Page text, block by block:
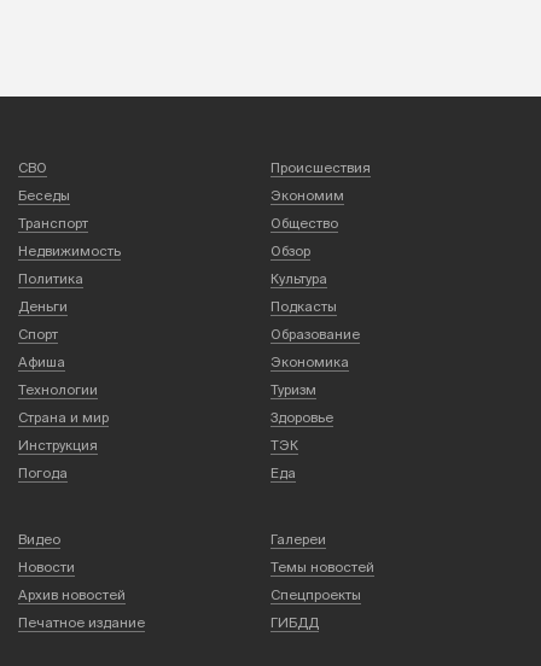
СВО
Происшествия
Беседы
Экономим
Транспорт
Общество
Недвижимость
Обзор
Политика
Культура
Деньги
Подкасты
Спорт
Образование
Афиша
Экономика
Технологии
Туризм
Страна и мир
Здоровье
Инструкция
ТЭК
Погода
Еда
Видео
Галереи
Новости
Темы новостей
Архив новостей
Спецпроекты
Печатное издание
ГИБДД